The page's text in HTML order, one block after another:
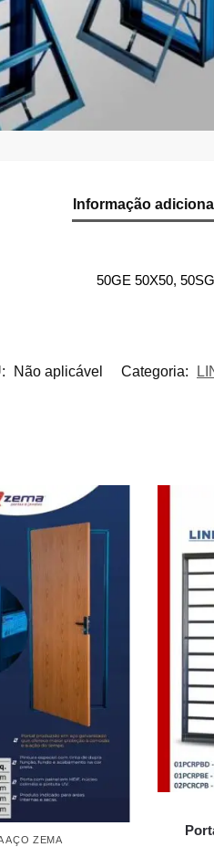
Informação adicional
50GE 50X50,
Não aplicável Categoria:
AÇO ZEMA